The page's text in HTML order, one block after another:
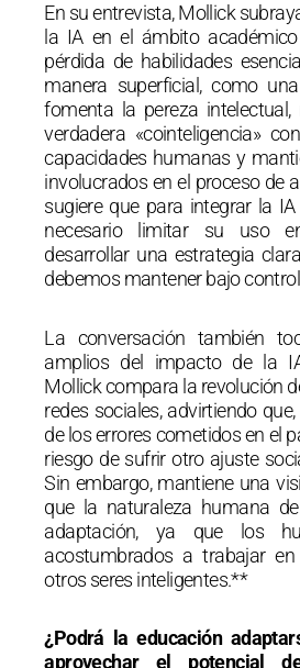
En su entrevista, Mollick
la IA en el ámbito
pérdida de habilidades
manera superficial, como
fomenta la pereza
verdadera «cointeligencia»
capacidades humanas y
involucrados en el proceso de
sugiere que para integrar la
necesario limitar su uso
desarrollar una estrategia
debemos mantener bajo
La conversación también
amplios del impacto de la
Mollick compara la revolución
redes sociales, advirtiendo
de los errores cometidos en el
riesgo de sufrir otro ajuste
Sin embargo, mantiene una
que la naturaleza humana
adaptación, ya que los
acostumbrados a trabajar
otros seres inteligentes.**
¿Podrá la educación
aprovechar el potencial